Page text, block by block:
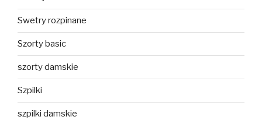
Swetry rozpinane
Szorty basic
szorty damskie
Szpilki
szpilki damskie